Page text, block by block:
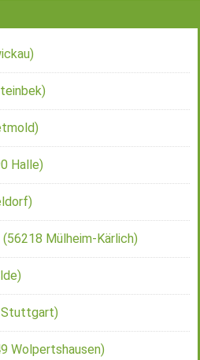
Halle)
Mülheim-Kärlich)
Stuttgart)
Wolpertshausen)